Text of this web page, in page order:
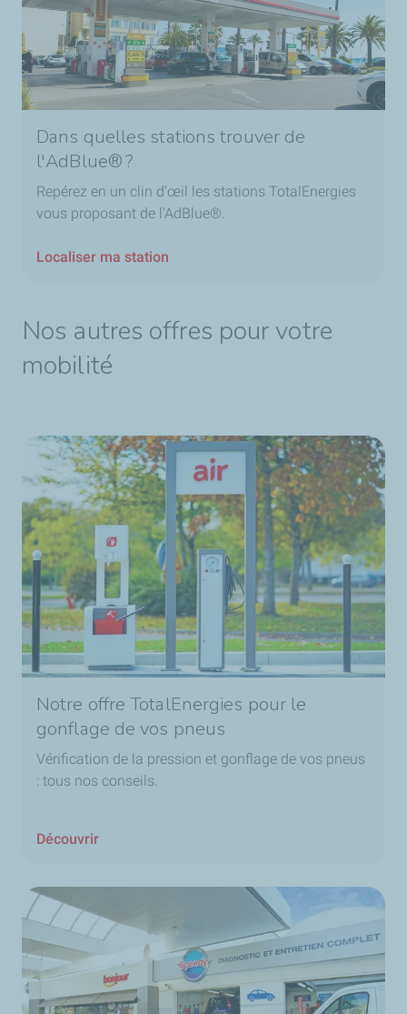
Dans quelles stations trouver de
l'AdBlue® ?
Repérez en un clin d’œil les stations TotalEnergies
vous proposant de l'AdBlue®.
Localiser ma station
Nos autres offres pour votre
mobilité
Notre offre TotalEnergies pour le
gonflage de vos pneus
Vérification de la pression et gonflage de vos pneus
: tous nos conseils.
Découvrir